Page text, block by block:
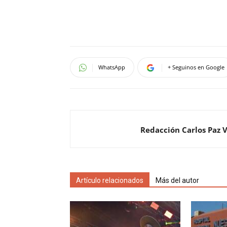
WhatsApp + Seguinos en Google
Redacción Carlos Paz
Artículo relacionados Más del autor